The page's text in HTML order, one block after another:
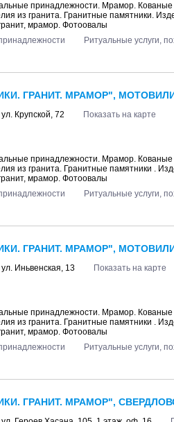
принадлежности. Мрамор.
из гранита. Гранитные памятники.
мрамор. Фотоовалы
Ритуальные услуги,
ГРАНИТ. МРАМОР",
ул. Крупской, 72
Показать на карте
принадлежности. Мрамор.
из гранита. Гранитные памятники .
мрамор. Фотоовалы
Ритуальные услуги,
ГРАНИТ. МРАМОР",
ул. Иньвенская, 13
Показать на карте
принадлежности. Мрамор.
из гранита. Гранитные памятники .
мрамор. Фотоовалы
Ритуальные услуги,
ГРАНИТ. МРАМОР",